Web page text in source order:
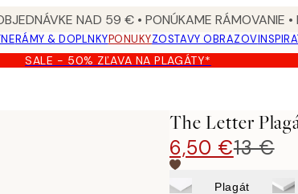
NAD 59 € • PONÚKAME RÁMOVANIE
RÁMY & DOPLNKYPONUKYZOSTAVY OBRAZOV
SALE - 50% ZĽAVA NA PLAGÁTY*
The Letter
6,50 €13 €
Plagát